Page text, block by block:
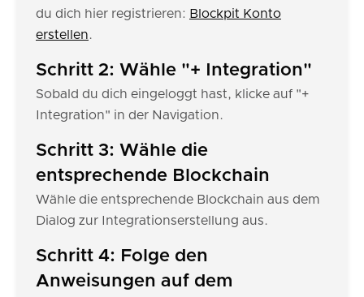
du dich hier registrieren: Blockpit Konto
erstellen.
Schritt 2: Wähle "+ Integration"
Sobald du dich eingeloggt hast, klicke auf "+
Integration" in der Navigation.
Schritt 3: Wähle die
entsprechende Blockchain
Wähle die entsprechende Blockchain aus dem
Dialog zur Integrationserstellung aus.
Schritt 4: Folge den
Anweisungen auf dem